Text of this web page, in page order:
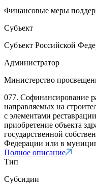
Финансовые меры
Субъект
Субъект Российской
Администратор
Министерство
077. Софинансирование
направляемых на
с элементами
приобретение объекта
государственной
Федерации или в
Полное описание
Тип
Субсидии